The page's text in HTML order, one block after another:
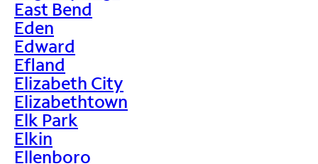
East Bend
Eden
Edward
Efland
Elizabeth City
Elizabethtown
Elk Park
Elkin
Ellenboro